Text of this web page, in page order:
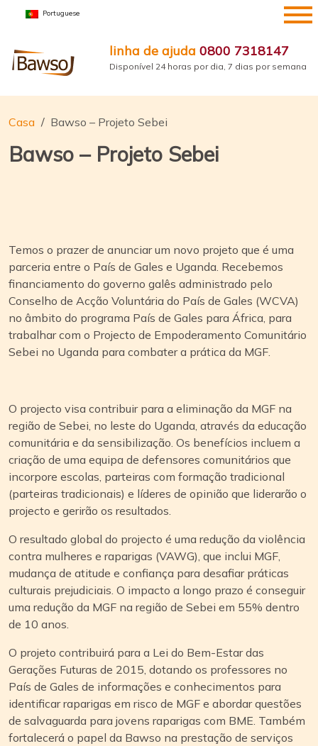
conteúdo
Portuguese
linha de ajuda 0800 7318147
Disponível 24 horas por dia, 7 dias por semana
Casa Bawso – Projeto Sebei
Bawso – Projeto Sebei
Temos o prazer de anunciar um novo projeto que é uma
parceria entre o País de Gales e Uganda. Recebemos
financiamento do governo galês administrado pelo
Conselho de Acção Voluntária do País de Gales (WCVA)
no âmbito do programa País de Gales para África, para
trabalhar com o Projecto de Empoderamento Comunitário
Sebei no Uganda para combater a prática da MGF.
O projecto visa contribuir para a eliminação da MGF na
região de Sebei, no leste do Uganda, através da educação
comunitária e da sensibilização. Os benefícios incluem a
criação de uma equipa de defensores comunitários que
incorpore escolas, parteiras com formação tradicional
(parteiras tradicionais) e líderes de opinião que liderarão o
projecto e gerirão os resultados.
O resultado global do projecto é uma redução da violência
contra mulheres e raparigas (VAWG), que inclui MGF,
mudança de atitude e confiança para desafiar práticas
culturais prejudiciais. O impacto a longo prazo é conseguir
uma redução da MGF na região de Sebei em 55% dentro
de 10 anos.
O projeto contribuirá para a Lei do Bem-Estar das
Gerações Futuras de 2015, dotando os professores no
País de Gales de informações e conhecimentos para
identificar raparigas em risco de MGF e abordar questões
de salvaguarda para jovens raparigas com BME. Também
fortalecerá o papel da Bawso na prestação de serviços